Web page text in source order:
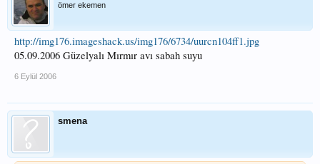
ömer ekemen
http://img176.imageshack.us/img176/6734/uurcn104ff1.jpg
05.09.2006 Güzelyalı Mırmır avı sabah suyu
6 Eylül 2006
smena